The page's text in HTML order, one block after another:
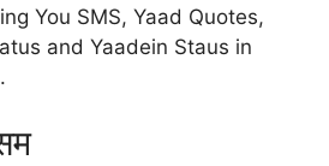
You SMS, Yaad Quotes,
and Yaadein Staus in